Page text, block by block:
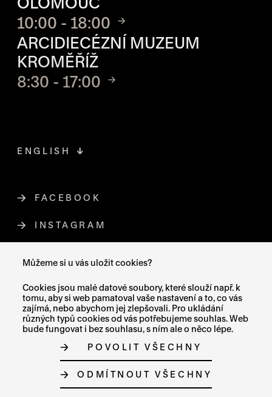
Můžeme si u vás uložit cookies?
Cookies jsou malé datové soubory, které slouží např. k
tomu, aby si web pamatoval vaše nastavení a to, co vás
zajímá, nebo abychom jej zlepšovali. Pro ukládání
různých typů cookies od vás potřebujeme souhlas. Web
bude fungovat i bez souhlasu, s ním ale o něco lépe.
POVOLIT VŠECHNY
ODMÍTNOUT VŠECHNY
10:00 - 18:00
ARCIDIECÉZNÍ MUZEUM
KROMĚŘÍŽ
8:30 - 17:00
FACEBOOKODKAZ SE OTEVŘE NA NOVÉ
INSTAGRAMODKAZ SE OTEVŘE NA NOVÉ
ENGLISH
PROHLÁŠENÍ O PŘÍSTUPNOSTI
O COOKIES
NASTAVENÍ COOKIES